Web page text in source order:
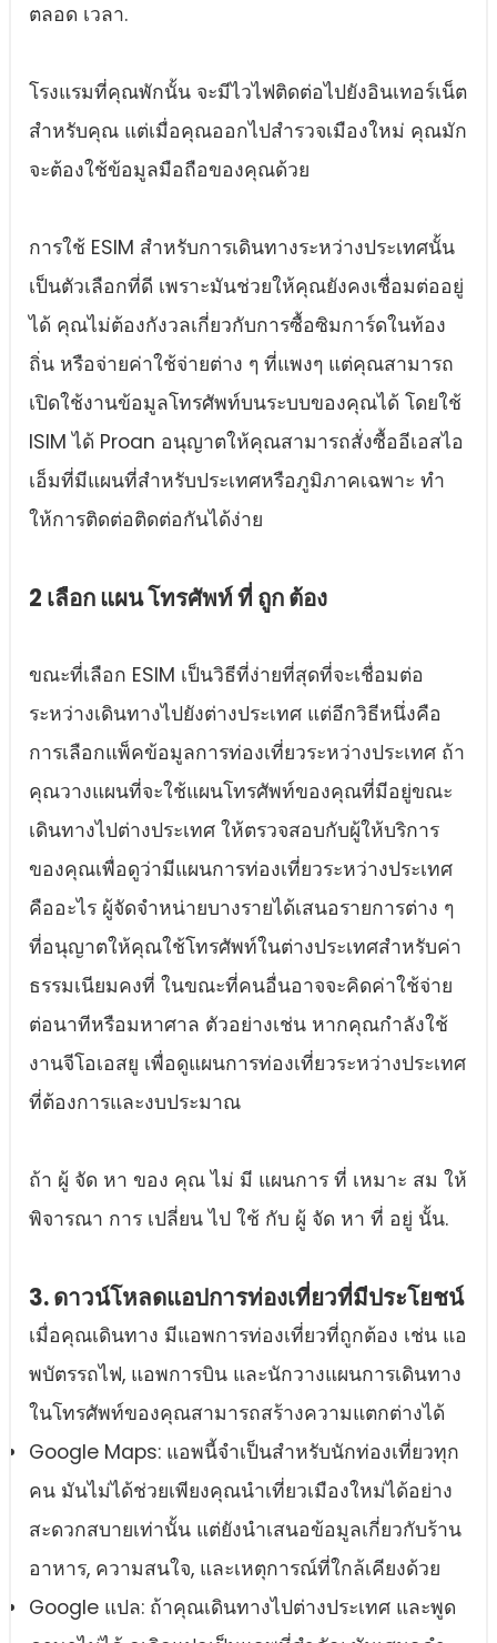
ตลอด เวลา.
โรงแรมที่คุณพักนั้น จะมีไวไฟติดต่อไปยังอินเทอร์เน็ต
สําหรับคุณ แต่เมื่อคุณออกไปสํารวจเมืองใหม่ คุณมัก
จะต้องใช้ข้อมูลมือถือของคุณด้วย
การใช้ ESIM สําหรับการเดินทางระหว่างประเทศนั้น
เป็นตัวเลือกที่ดี เพราะมันช่วยให้คุณยังคงเชื่อมต่ออยู่
ได้ คุณไม่ต้องกังวลเกี่ยวกับการซื้อซิมการ์ดในท้อง
ถิ่น หรือจ่ายค่าใช้จ่ายต่าง ๆ ที่แพงๆ แต่คุณสามารถ
เปิดใช้งานข้อมูลโทรศัพท์บนระบบของคุณได้ โดยใช้
ISIM ได้ Proan อนุญาตให้คุณสามารถสั่งซื้ออีเอสไอ
เอ็มที่มีแผนที่สําหรับประเทศหรือภูมิภาคเฉพาะ ทํา
ให้การติดต่อติดต่อกันได้ง่าย
2 เลือก แผน โทรศัพท์ ที่ ถูก ต้อง
ขณะที่เลือก ESIM เป็นวิธีที่ง่ายที่สุดที่จะเชื่อมต่อ
ระหว่างเดินทางไปยังต่างประเทศ แต่อีกวิธีหนึ่งคือ
การเลือกแพ็คข้อมูลการท่องเที่ยวระหว่างประเทศ ถ้า
คุณวางแผนที่จะใช้แผนโทรศัพท์ของคุณที่มีอยู่ขณะ
เดินทางไปต่างประเทศ ให้ตรวจสอบกับผู้ให้บริการ
ของคุณเพื่อดูว่ามีแผนการท่องเที่ยวระหว่างประเทศ
คืออะไร ผู้จัดจําหน่ายบางรายได้เสนอรายการต่าง ๆ
ที่อนุญาตให้คุณใช้โทรศัพท์ในต่างประเทศสําหรับค่า
ธรรมเนียมคงที่ ในขณะที่คนอื่นอาจจะคิดค่าใช้จ่าย
ต่อนาทีหรือมหาศาล ตัวอย่างเช่น หากคุณกําลังใช้
งานจีโอเอสยู เพื่อดูแผนการท่องเที่ยวระหว่างประเทศ
ที่ต้องการและงบประมาณ
ถ้า ผู้ จัด หา ของ คุณ ไม่ มี แผนการ ที่ เหมาะ สม ให้
พิจารณา การ เปลี่ยน ไป ใช้ กับ ผู้ จัด หา ที่ อยู่ นั้น.
3. ดาวน์โหลดแอปการท่องเที่ยวที่มีประโยชน์
เมื่อคุณเดินทาง มีแอพการท่องเที่ยวที่ถูกต้อง เช่น แอ
พบัตรรถไฟ, แอพการบิน และนักวางแผนการเดินทาง
ในโทรศัพท์ของคุณสามารถสร้างความแตกต่างได้
Google Maps: แอพนี้จําเป็นสําหรับนักท่องเที่ยวทุก
คน มันไม่ได้ช่วยเพียงคุณนําเที่ยวเมืองใหม่ได้อย่าง
สะดวกสบายเท่านั้น แต่ยังนําเสนอข้อมูลเกี่ยวกับร้าน
อาหาร, ความสนใจ, และเหตุการณ์ที่ใกล้เคียงด้วย
Google แปล: ถ้าคุณเดินทางไปต่างประเทศ และพูด